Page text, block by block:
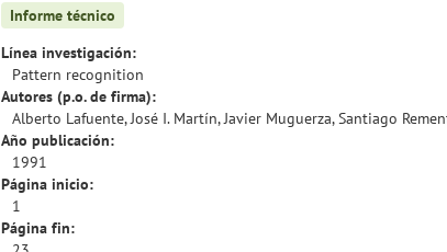
Informe técnico
Línea investigación:
Pattern recognition
Autores (p.o. de firma):
Alberto Lafuente, José I. Martín, Javier Muguerza, Santiago
Año publicación:
1991
Página inicio:
1
Página fin: